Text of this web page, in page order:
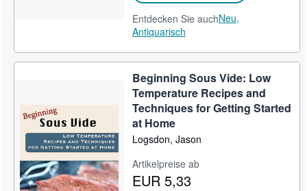
Entdecken Sie auchNeu,
Antiquarisch
Beginning Sous Vide: Low
Temperature Recipes and
Techniques for Getting Started
at Home
Logsdon, Jason
Artikelpreise ab
EUR 5,33